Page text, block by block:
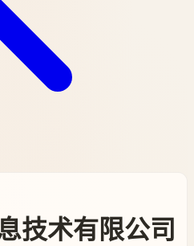
技术有限公司